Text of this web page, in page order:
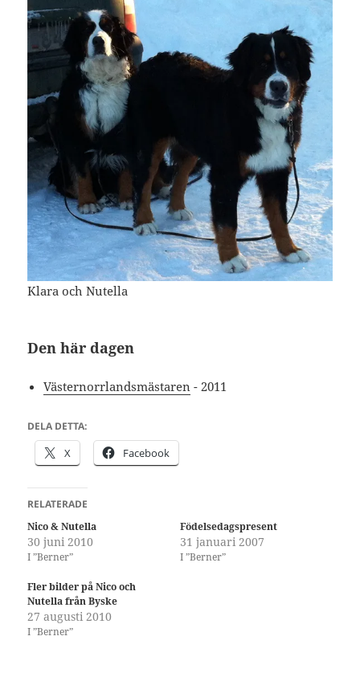
Klara och Nutella
Den här dagen
Västernorrlandsmästaren - 2011
DELA DETTA:
X Facebook
RELATERADE
Nico & Nutella
30 juni 2010
I ”Berner”
Födelsedagspresent
31 januari 2007
I ”Berner”
Fler bilder på Nico och
Nutella från Byske
27 augusti 2010
I ”Berner”